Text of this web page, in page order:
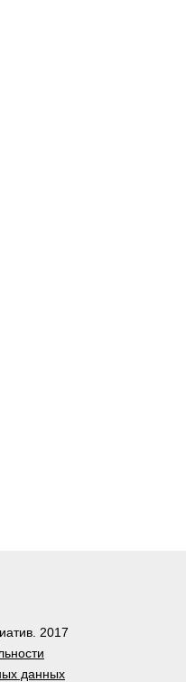
2017
данных